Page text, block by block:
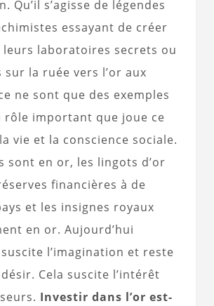
Qu’il s’agisse de légendes
essayant de créer
leurs laboratoires secrets ou
sur la ruée vers l’or aux
ne sont que des exemples
rôle important que joue ce
vie et la conscience sociale.
sont en or, les lingots d’or
financières à de
et les insignes royaux
en or. Aujourd’hui
l’imagination et reste
Cela suscite l’intérêt
Investir dans l’or est-